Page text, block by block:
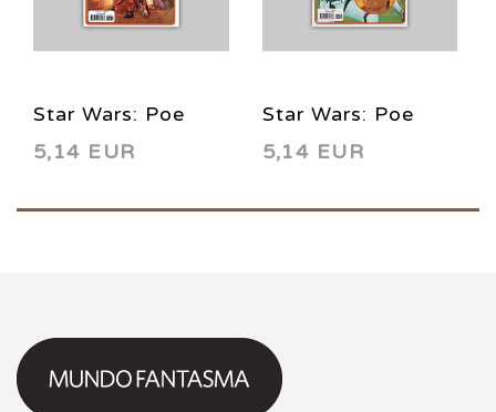
Star Wars: Poe
Dameron 29 2018
5,14 EUR
Star Wars: Poe
Dameron 30 2018
5,14 EUR